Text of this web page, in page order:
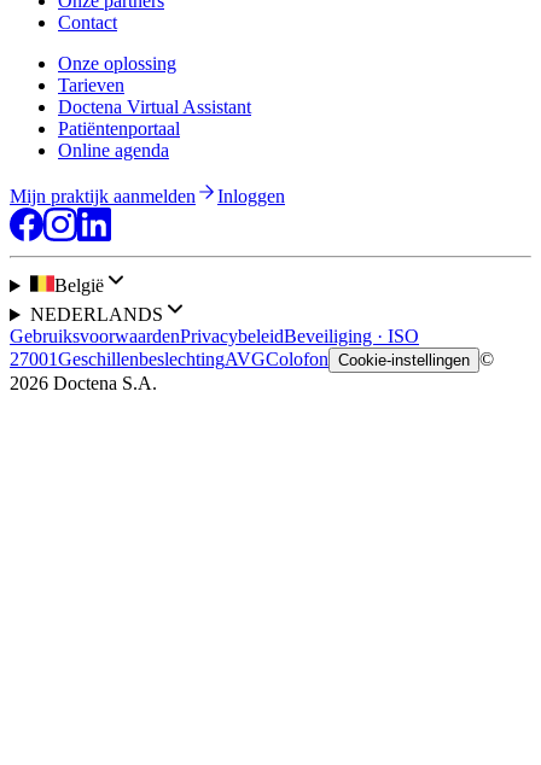
Contact
Onze oplossing
Tarieven
Doctena Virtual Assistant
Patiëntenportaal
Online agenda
Mijn praktijk aanmelden Inloggen
België
NEDERLANDS
GebruiksvoorwaardenPrivacybeleidBeveiliging · ISO
27001GeschillenbeslechtingAVGColofon Cookie-instellingen ©
2026 Doctena S.A.